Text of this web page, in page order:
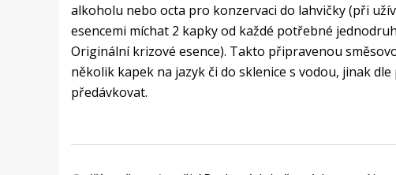
alkoholu nebo octa pro konzervaci do lahvičky (při
esencemi míchat 2 kapky od každé potřebné
Originální krizové esence). Takto připravenou
několik kapek na jazyk či do sklenice s vodou, jinak
předávkovat.